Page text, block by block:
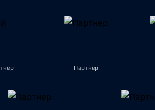
Партнёр